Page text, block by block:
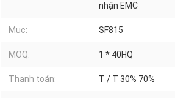
nhận EMC
Mục: SF815
MOQ: 1 * 40HQ
Thanh toán: T / T 30% 70%